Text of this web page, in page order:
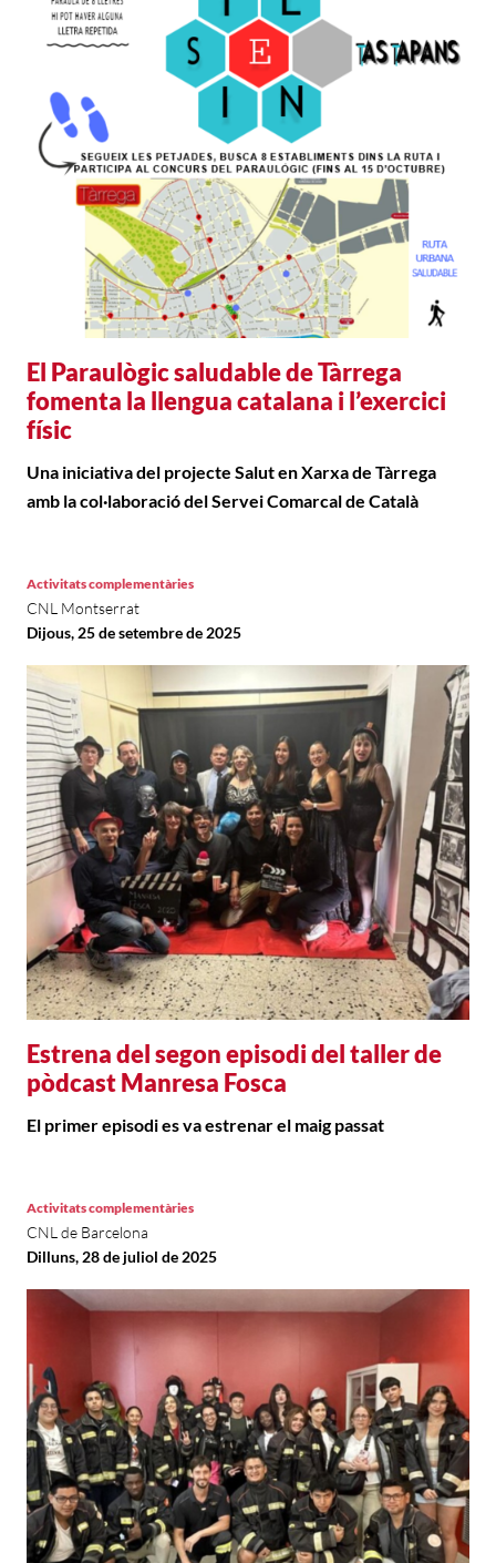
El Paraulògic saludable de Tàrrega
fomenta la llengua catalana i l’exercici
físic
Una iniciativa del projecte Salut en Xarxa de Tàrrega
amb la col·laboració del Servei Comarcal de Català
Estrena del segon episodi del taller de
pòdcast Manresa Fosca
Activitats complementàries
CNL Montserrat
Dijous, 25 de setembre de 2025
El primer episodi es va estrenar el maig passat
Activitats complementàries
CNL de Barcelona
Dilluns, 28 de juliol de 2025